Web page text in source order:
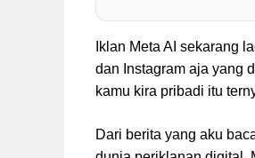
Iklan Meta AI sekarang
dan Instagram aja yang
kamu kira pribadi itu
Dari berita yang aku